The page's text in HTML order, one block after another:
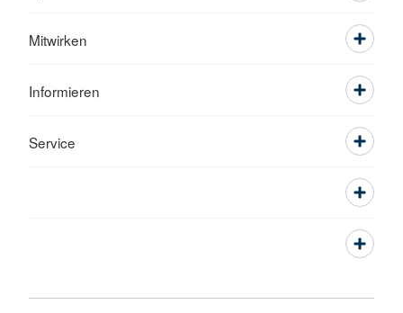
Mitwirken
Informieren
Service